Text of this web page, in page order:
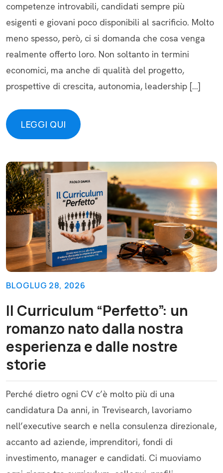
competenze introvabili, candidati sempre più
esigenti e giovani poco disponibili al sacrificio. Molto
meno spesso, però, ci si domanda che cosa venga
realmente offerto loro. Non soltanto in termini
economici, ma anche di qualità del progetto,
prospettive di crescita, autonomia, leadership […]
LEGGI QUI
LEGGI QUI
BLOGLUG 28, 2026
Il Curriculum “Perfetto”: un
romanzo nato dalla nostra
esperienza e dalle nostre
storie
Perché dietro ogni CV c’è molto più di una
candidatura Da anni, in Trevisearch, lavoriamo
nell’executive search e nella consulenza direzionale,
accanto ad aziende, imprenditori, fondi di
investimento, manager e candidati. Ci muoviamo